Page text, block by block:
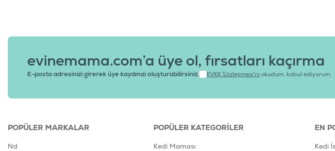
evinemama.com’a üye ol, fırsatları kaçırma
E-posta adresinizi girerek üye kaydınızı oluşturabilirsiniz. KVKK Sözleşmesi'ni okudum, kabul ediyorum.
POPÜLER MARKALAR
Nd
POPÜLER KATEGORILER
Kedi Maması
EN
Kedi